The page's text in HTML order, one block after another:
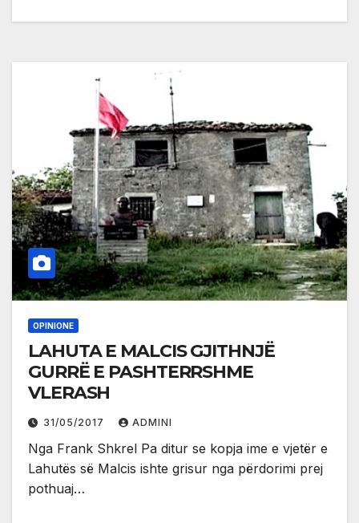
OPINIONE
LAHUTA E MALCIS GJITHNJË
GURRË E PASHTERRSHME
VLERASH
31/05/2017 ADMINI
Nga Frank Shkrel Pa ditur se kopja ime e vjetër e
Lahutës së Malcis ishte grisur nga përdorimi prej
pothuaj…